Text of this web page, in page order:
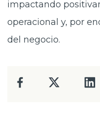
impactando
operacional y, por
del negocio.